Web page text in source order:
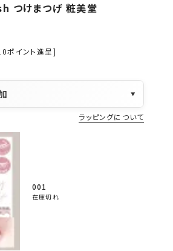
けまつげ 粧美堂
ポイント進呈]
▼
ラッピングについて
001
在庫切れ